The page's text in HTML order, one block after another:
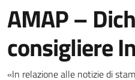
AMAP –
consigliere
«In relazione alle notizie di